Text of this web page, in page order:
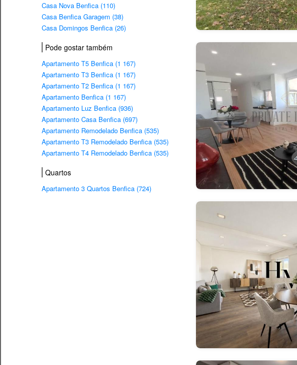
Casa Nova Benfica (110)
Casa Benfica Garagem (38)
Casa Domingos Benfica (26)
Pode gostar também
Apartamento T5 Benfica (1 167)
Apartamento T3 Benfica (1 167)
Apartamento T2 Benfica (1 167)
Apartamento Benfica (1 167)
Apartamento Luz Benfica (936)
Apartamento Casa Benfica (697)
Apartamento Remodelado Benfica (535)
Apartamento T3 Remodelado Benfica (535)
Apartamento T4 Remodelado Benfica (535)
Quartos
Apartamento 3 Quartos Benfica (724)